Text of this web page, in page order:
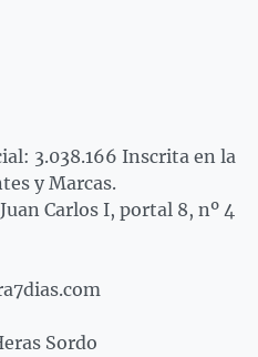
3.038.166 Inscrita en la
y Marcas.
Carlos I, portal 8, nº 4
Sordo